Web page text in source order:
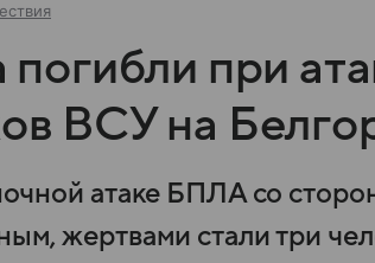
погибли при
ВСУ на
атаке БПЛА со
жертвами стали три